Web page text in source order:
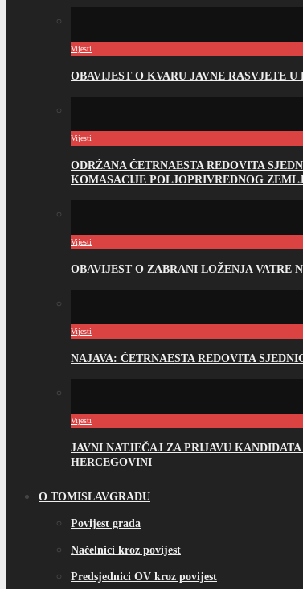
Vijesti
OBAVIJEST O KVARU JAVNE RASVJETE
Vijesti
ODRŽANA ČETRNAESTA REDOVITA
KOMASACIJE POLJOPRIVREDNOG
Vijesti
OBAVIJEST O ZABRANI LOŽENJA VATRE
Vijesti
NAJAVA: ČETRNAESTA REDOVITA
Vijesti
JAVNI NATJEČAJ ZA PRIJAVU
HERCEGOVINI
O TOMISLAVGRADU
Povijest grada
Načelnici kroz povijest
Predsjednici OV kroz povijest